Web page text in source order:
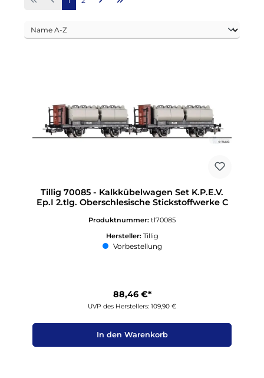
Tillig 70085 - Kalkkübelwagen Set K.P.E.V.
Ep.I 2.tlg. Oberschlesische Stickstoffwerke C
Produktnummer: tl70085
Hersteller: Tillig
Vorbestellung
88,46 €*
UVP des Herstellers: 109,90 €
In den Warenkorb